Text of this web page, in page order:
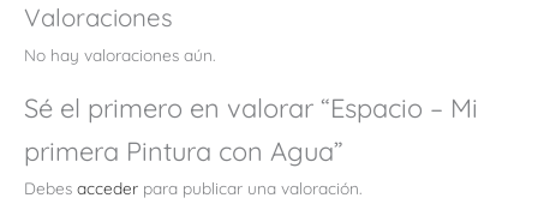
Valoraciones
No hay valoraciones aún.
Sé el primero en valorar “Espacio – Mi
primera Pintura con Agua”
Debes acceder para publicar una valoración.